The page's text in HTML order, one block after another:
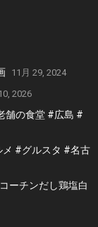
11月 29, 2024
2026
舗の食堂 #広島 #
#グルスタ #名古
ーチンだし鶏塩白